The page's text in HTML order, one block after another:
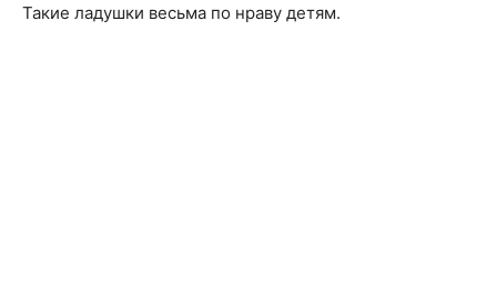
Такие ладушки весьма по нраву детям.